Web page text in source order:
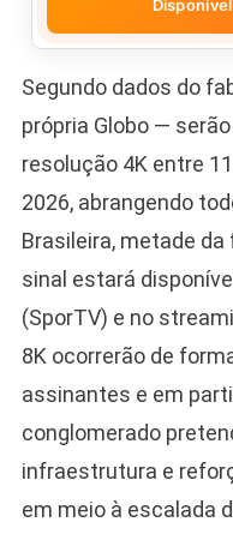
Segundo dados do
própria Globo —
resolução 4K entre
2026, abrangendo
Brasileira, metade
sinal estará
(SporTV) e no
8K ocorrerão de
assinantes e em
conglomerado
infraestrutura e
em meio à escalada